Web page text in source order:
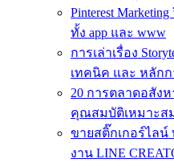
Pinterest
ทั้ง app และ www
การเล่าเรื่อง
เทคนิค และ หลักก
20 การตลาดอสัง
คุณสมบัติเหมาะส
ขายสติ๊กเกอร์ไลน์
งาน LINE